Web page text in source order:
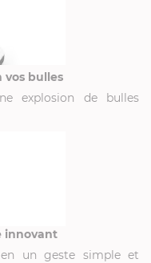
vos bulles
explosion de bulles
innovant
un geste simple et